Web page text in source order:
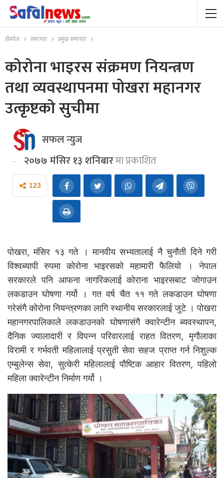
होमपेज समाचार प्रमुख समाचार
कोरोना भाइरस संक्रमण नियन्त्रण
तथा व्यवस्थापनमा पोखरा महानगर
उत्कृष्टको सुचीमा
सफल न्युज
२०७७ मंसिर १३ शनिबारमा प्रकाशित
123
पोखरा, मंसिर १३ गते । मानवीय सभ्यतालाई नै चुनौती दिने गरी
विश्वब्यापी रुपमा कोरोना भाइरसको महामारी फैलियो । नेपाल
सरकारले पनि आफना नागरिकलाई कोराना भाइरसबाट जोगाउन
लकडाउन घोषणा गर्यो । गत वर्ष चैत ११ गते लकडाउन घोषणा
गरेसंगै कोरोना नियन्त्रणका लागि स्थानीय सरकारलाई जुटे । पोखरा
महानगरपालिकाले लकडाउनको घोषणासंगै क्वारेन्टीन ब्यवस्थापन,
दैनिक ज्यालादारी र विपन्न परिवारलाई राहत वितरण, मृगौलाका
विरामी र गर्भवती महिलालाई प्रसुती सेवा सहज प्राप्त गर्न निशुल्क
एम्बुलेन्स सेवा, सुत्केरी महिलालाई पौष्टिक आहार वितरण, पहिलो
महिला क्वारेन्टीन निर्माण गर्यो ।